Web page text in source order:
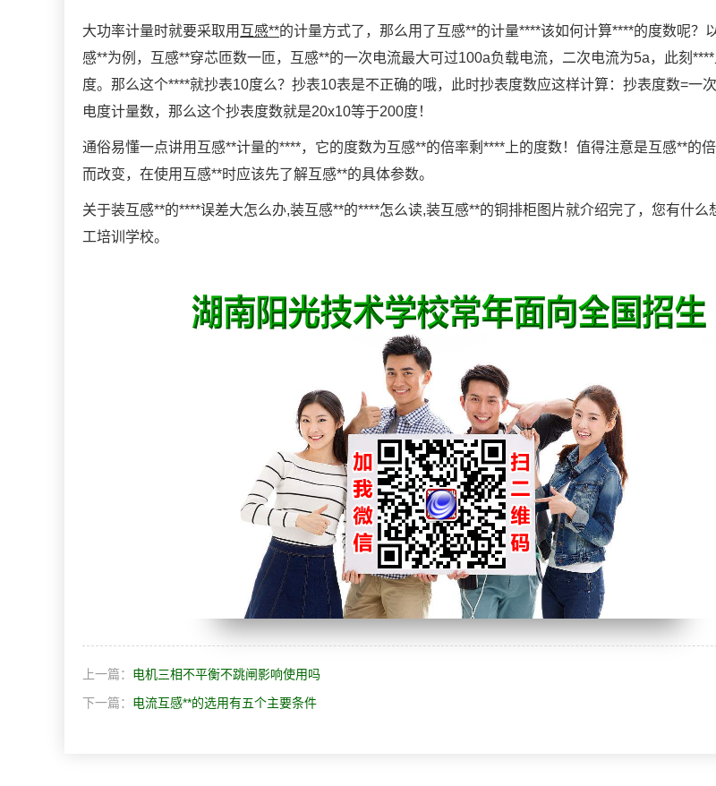
大功率计量时就要采取用 互感**的计量方式了，那么用了互感**的计量****该如何计算****的度数呢？
感**为例，互感**穿芯匝数一匝，互感**的一次电流最大可过100a负载电流，二次电流为5a，此刻
度。那么这个****就抄表10度么？抄表10表是不正确的哦，此时抄表度数应这样计算：抄表度数=一
电度计量数，那么这个抄表度数就是20x10等于200度！
通俗易懂一点讲用互感**计量的****，它的度数为互感**的倍率剩****上的度数！值得注意是互感**的
而改变，在使用互感**时应该先了解互感**的具体参数。
关于装互感**的****误差大怎么办,装互感**的****怎么读,装互感**的铜排柜图片就介绍完了，您有什么
工培训学校。
上一篇： 电机三相不平衡不跳闸影响使用吗
下一篇： 电流互感**的选用有五个主要条件